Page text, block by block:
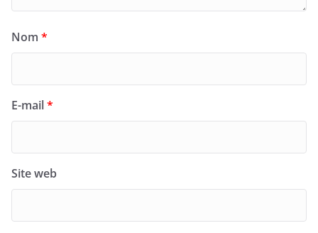
Nom *
E-mail*
Site web